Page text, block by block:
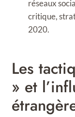
réseaux
critique,
2020.
Les
» et